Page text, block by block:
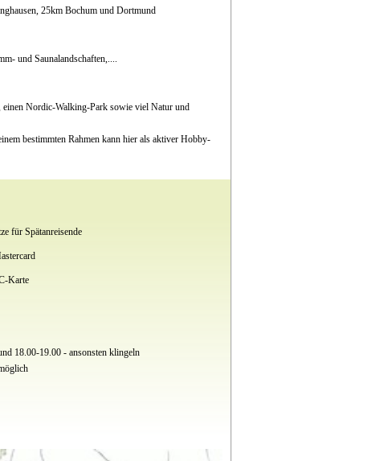
25km Bochum und Dortmund
und Saunalandschaften,....
einen Nordic-Walking-Park sowie viel Natur und
bestimmten Rahmen kann hier als aktiver Hobby-
für Spätanreisende
Karte
18.00-19.00 - ansonsten klingeln